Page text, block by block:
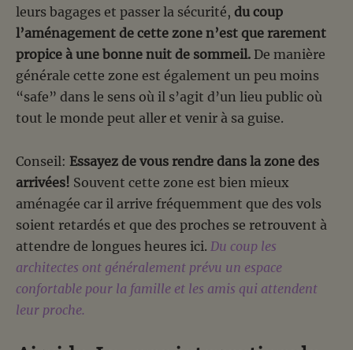
leurs bagages et passer la sécurité, du coup
l’aménagement de cette zone n’est que rarement
propice à une bonne nuit de sommeil. De manière
générale cette zone est également un peu moins
“safe” dans le sens où il s’agit d’un lieu public où
tout le monde peut aller et venir à sa guise.
Conseil: Essayez de vous rendre dans la zone des
arrivées! Souvent cette zone est bien mieux
aménagée car il arrive fréquemment que des vols
soient retardés et que des proches se retrouvent à
attendre de longues heures ici. Du coup les
architectes ont généralement prévu un espace
confortable pour la famille et les amis qui attendent
leur proche.